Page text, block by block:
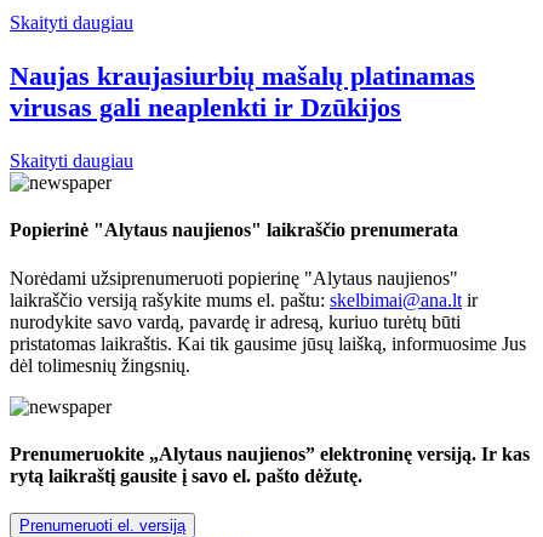
Skaityti daugiau
Naujas kraujasiurbių mašalų platinamas
virusas gali neaplenkti ir Dzūkijos
Skaityti daugiau
Popierinė "Alytaus naujienos" laikraščio prenumerata
Norėdami užsiprenumeruoti popierinę "Alytaus naujienos"
laikraščio versiją rašykite mums el. paštu: skelbimai@ana.lt ir
nurodykite savo vardą, pavardę ir adresą, kuriuo turėtų būti
pristatomas laikraštis. Kai tik gausime jūsų laišką, informuosime Jus
dėl tolimesnių žingsnių.
Prenumeruokite „Alytaus naujienos” elektroninę versiją. Ir kas
rytą laikraštį gausite į savo el. pašto dėžutę.
Prenumeruoti el. versiją